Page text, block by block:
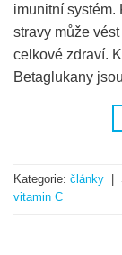
imunitní systém.
stravy může
celkové zdraví.
Betaglukany
Kategorie: články
vitamin C